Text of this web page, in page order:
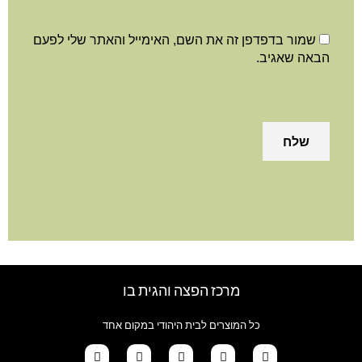
שמור בדפדפן זה את השם, האימייל והאתר שלי לפעם
הבאה שאגיב.
מרכז הפצה והגית בו
כל המוצרים לבית היהודי במקום אחד